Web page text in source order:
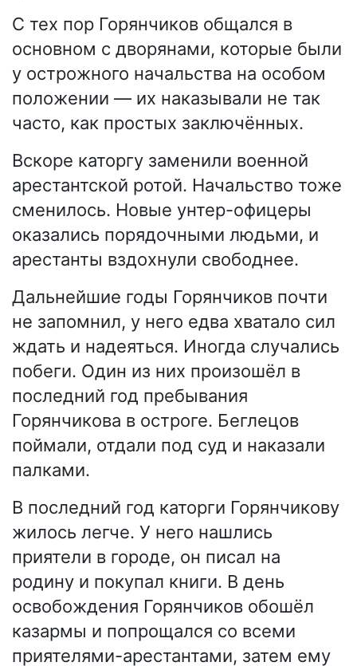
С тех пор Горянчиков общался в
основном с дворянами, которые были
у острожного начальства на особом
положении — их наказывали не так
часто, как простых заключённых.
Вскоре каторгу заменили военной
арестантской ротой. Начальство тоже
сменилось. Новые унтер-офицеры
оказались порядочными людьми, и
арестанты вздохнули свободнее.
Дальнейшие годы Горянчиков почти
не запомнил, у него едва хватало сил
ждать и надеяться. Иногда случались
побеги. Один из них произошёл в
последний год пребывания
Горянчикова в остроге. Беглецов
поймали, отдали под суд и наказали
палками.
В последний год каторги Горянчикову
жилось легче. У него нашлись
приятели в городе, он писал на
родину и покупал книги. В день
освобождения Горянчиков обошёл
казармы и попрощался со всеми
приятелями-арестантами, затем ему